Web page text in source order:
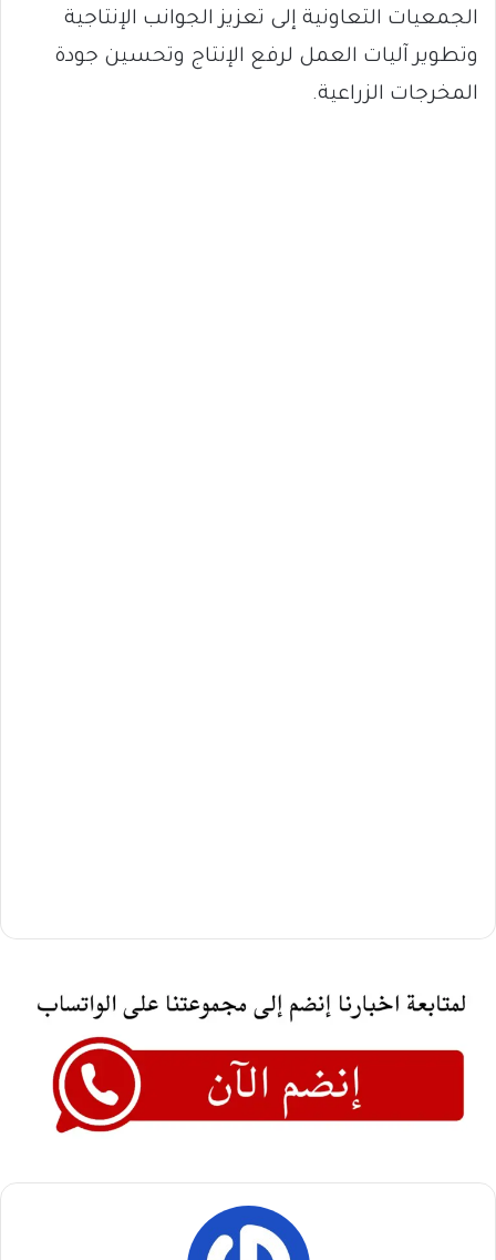
الجمعيات التعاونية إلى تعزيز الجوانب الإنتاجية
وتطوير آليات العمل لرفع الإنتاج وتحسين جودة
المخرجات الزراعية.